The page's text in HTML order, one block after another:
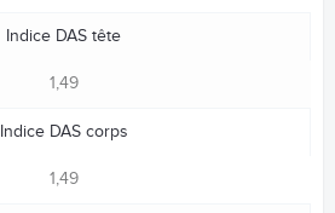
Indice DAS tête
1,49
Indice DAS corps
1,49